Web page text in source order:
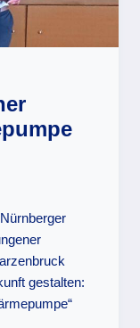
gestalten: